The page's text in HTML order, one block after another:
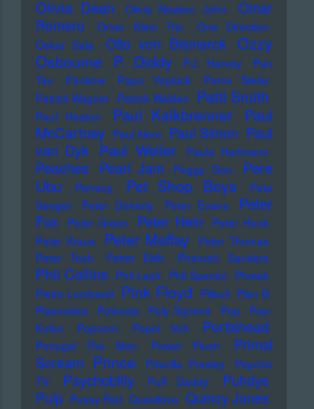
Olivia Dean Olivia Newton John
Omar
Romero
Omer Klein Trio
One Direction
Oskar Sala
Otto von Bismarck Ozzy
Osbourne
P. Diddy P.J. Harvey
Pan
Tau
Pankow Papo Yoplack
Parov Stelar
Patrick Wagner Patrick Walden Patti Smith
Paul Heaton Paul Kalkbrenner
Paul
McCartney Paul Nero Paul Simon Paul
van Dyk Paul Weller Paula Hartmann
Peaches Pearl Jam Peggy Gou
Pere
Ubu
Perrecy Pet Shop Boys
Pete
Seeger
Peter Doherty Peter Evans
Peter
Fox
Peter Green Peter Hein
Peter Hook
Peter Kraus
Peter Maffay
Peter Thomas
Peter Tosh
Petter Eldh Pharoah Sanders
Phil Collins Phil Lesh Phil Spector Photek
Pietro Lombardi
Pink Floyd Pitbull Plan B
Plasmatics
Polecats Poly Styrene Pop
Pop-
Kultur
Popcorn Popol Vuh Portishead
Portugal The Man Power Plush
Primal
Scream
Prince Priscilla Presley
Psychic
TV
Psychobilly Puff Daddy
Puhdys
Pulp Pussy Riot Questlove Quincy Jones